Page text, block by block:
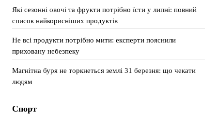
Які сезонні овочі та фрукти потрібно їсти у липні: повний
список найкорисніших продуктів
Не всі продукти потрібно мити: експерти пояснили
приховану небезпеку
Магнітна буря не торкнеться землі 31 березня: що чекати
людям
Спорт